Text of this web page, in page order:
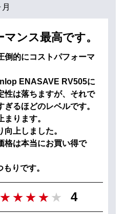
ンス最高です。
倒的にコストパフォーマ
ENASAVE RV505に
性は落ちますが、それで
ぎるほどのレベルです。
ります。
上しました。
格は本当にお買い得で
りです。
4